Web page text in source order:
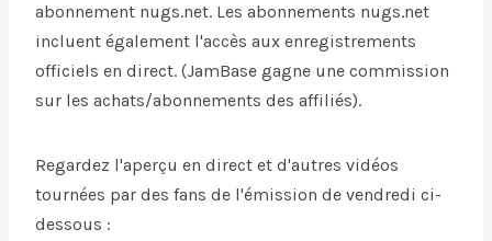
abonnement nugs.net. Les abonnements nugs.net
incluent également l'accès aux enregistrements
officiels en direct. (JamBase gagne une commission
sur les achats/abonnements des affiliés).
Regardez l'aperçu en direct et d'autres vidéos
tournées par des fans de l'émission de vendredi ci-
dessous :